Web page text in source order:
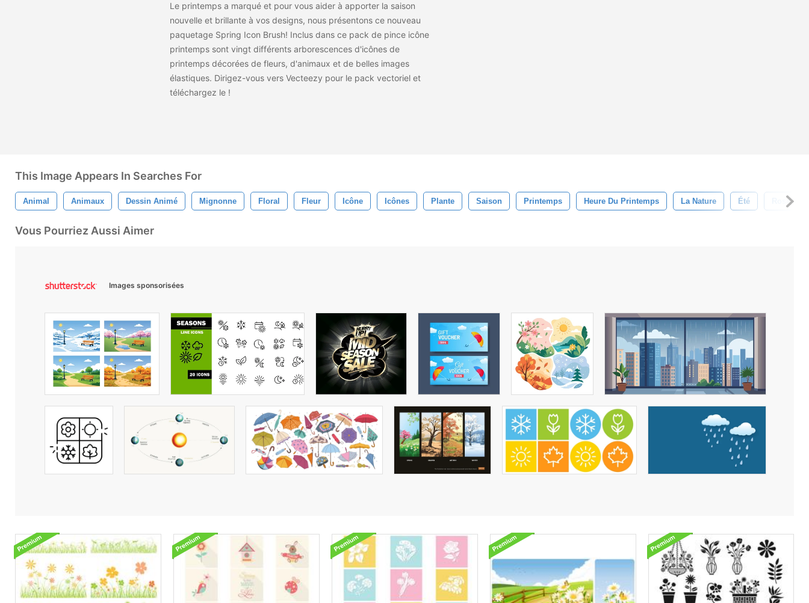
Le printemps a marqué et pour vous aider à apporter la saison
nouvelle et brillante à vos designs, nous présentons ce nouveau
paquetage Spring Icon Brush! Inclus dans ce pack de pince icône
printemps sont vingt différents arborescences d'icônes de
printemps décorées de fleurs, d'animaux et de belles images
élastiques. Dirigez-vous vers Vecteezy pour le pack vectoriel et
téléchargez le !
This Image Appears In Searches For
Animal Animaux Dessin Animé Mignonne Floral Fleur Icône Icônes Plante Saison Printemps Heure Du Printemps La Nature Été Rose
Vous Pourriez Aussi Aimer
Images sponsorisées